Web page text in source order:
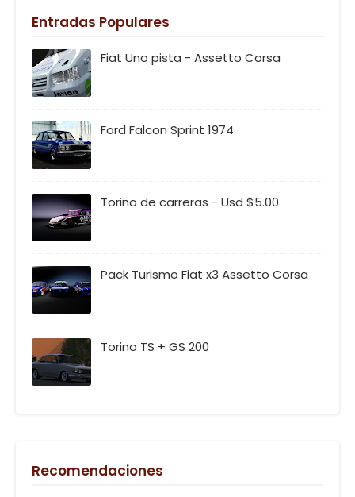
Entradas Populares
Fiat Uno pista - Assetto Corsa
Ford Falcon Sprint 1974
Torino de carreras - Usd $5.00
Pack Turismo Fiat x3 Assetto Corsa
Torino TS + GS 200
Recomendaciones